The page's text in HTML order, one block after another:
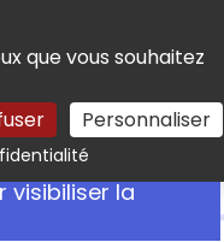
que vous souhaitez
Personnaliser
Rechercher
visibiliser la